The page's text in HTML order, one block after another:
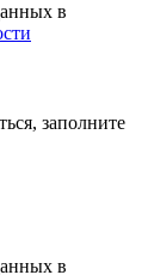
в
заполните
в